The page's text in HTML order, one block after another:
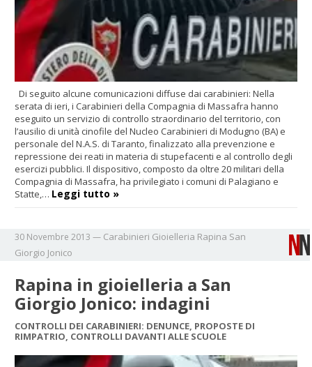
Di seguito alcune comunicazioni diffuse dai carabinieri: Nella
serata di ieri, i Carabinieri della Compagnia di Massafra hanno
eseguito un servizio di controllo straordinario del territorio, con
l’ausilio di unità cinofile del Nucleo Carabinieri di Modugno (BA) e
personale del N.A.S. di Taranto, finalizzato alla prevenzione e
repressione dei reati in materia di stupefacenti e al controllo degli
esercizi pubblici. Il dispositivo, composto da oltre 20 militari della
Compagnia di Massafra, ha privilegiato i comuni di Palagiano e
Statte,… Leggi tutto »
30 Novembre 2013 — Carabinieri Gioielleria Rapina San
Giorgio Jonico
Rapina in gioielleria a San
Giorgio Jonico: indagini
CONTROLLI DEI CARABINIERI: DENUNCE, PROPOSTE DI
RIMPATRIO, CONTROLLI DAVANTI ALLE SCUOLE